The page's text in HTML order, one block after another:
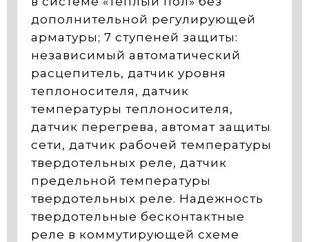
дополнительной регулирующей
арматуры; 7 ступеней защиты:
независимый автоматический
расцепитель, датчик уровня
теплоносителя, датчик
температуры теплоносителя,
датчик перегрева, автомат защиты
сети, датчик рабочей температуры
твердотельных реле, датчик
предельной температуры
твердотельных реле. Надежность
твердотельные бесконтактные
реле в коммутирующей схеме